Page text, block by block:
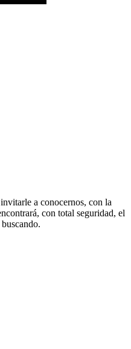
a conocernos, con la
con total seguridad, el